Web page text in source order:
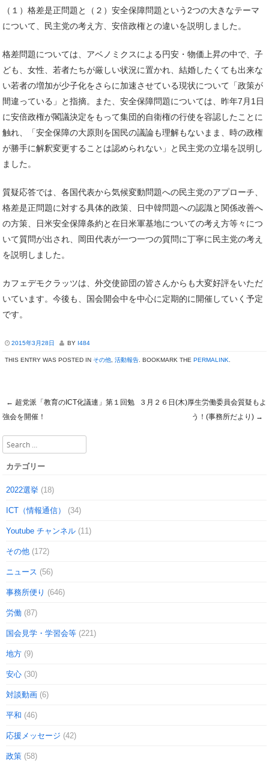
（１）格差是正問題と（２）安全保障問題という2つの大きなテーマ
について、民主党の考え方、安倍政権との違いを説明しました。
格差問題については、アベノミクスによる円安・物価上昇の中で、子
ども、女性、若者たちが厳しい状況に置かれ、結婚したくても出来な
い若者の増加が少子化をさらに加速させている現状について「政策が
間違っている」と指摘。また、安全保障問題については、昨年7月1日
に安倍政権が閣議決定をもって集団的自衛権の行使を容認したことに
触れ、「安全保障の大原則を国民の議論も理解もないまま、時の政権
が勝手に解釈変更することは認められない」と民主党の立場を説明し
ました。
質疑応答では、各国代表から気候変動問題への民主党のアプローチ、
格差是正問題に対する具体的政策、日中韓問題への認識と関係改善へ
の方策、日米安全保障条約と在日米軍基地についての考え方等々につ
いて質問が出され、岡田代表が一つ一つの質問に丁寧に民主党の考え
を説明しました。
カフェデモクラッツは、外交使節団の皆さんからも大変好評をいただ
いています。今後も、国会開会中を中心に定期的に開催していく予定
です。
2015年3月28日 BY I484
THIS ENTRY WAS POSTED IN その他 活動報告 . BOOKMARK THE PERMALINK
Post navigation
← 超党派「教育のICT化議連」第１回勉
強会を開催！
３月２６日(木)厚生労働委員会質疑もよ
う！(事務所だより) →
Search
カテゴリー
2022選挙 (18)
ICT（情報通信） (34)
Youtube チャンネル (11)
その他 (172)
ニュース (56)
事務所便り (646)
労働 (87)
国会見学・学習会等 (221)
地方 (9)
安心 (30)
対談動画 (6)
平和 (46)
応援メッセージ (42)
政策 (58)